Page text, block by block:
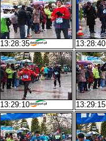
13:28:35 13:28:40
13:29:10 13:29:15